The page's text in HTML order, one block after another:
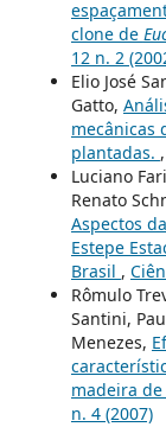
clone de
12 n. 2
Elio José
Gatto,
mecânicas
plantadas. ,
Luciano
Renato
Aspectos
Estepe
Brasil ,
Rômulo
Santini,
Menezes,
madeira de
n. 4 (2007)